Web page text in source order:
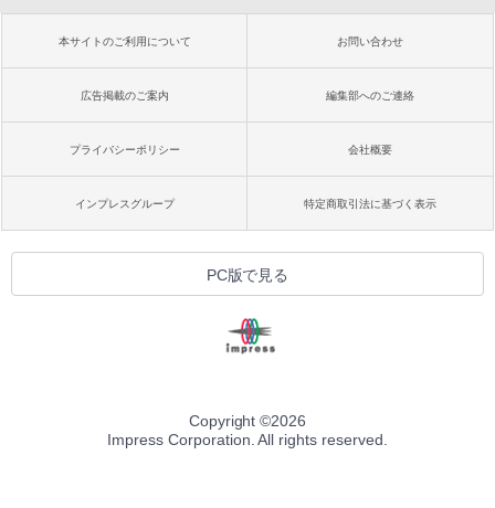
本サイトのご利用について お問い合わせ
広告掲載のご案内 編集部へのご連絡
プライバシーポリシー 会社概要
インプレスグループ 特定商取引法に基づく表示
PC版で見る
Copyright ©2026
Impress Corporation. All rights reserved.